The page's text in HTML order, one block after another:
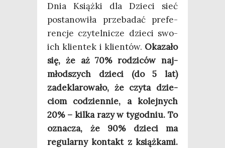
Dnia Książ­ki dla Dzie­ci sieć
posta­no­wi­ła prze­ba­dać pre­fe­
ren­cje czy­tel­ni­cze dzie­ci swo­
ich klien­tek i klien­tów. Oka­za­ło
się, że aż 70% rodzi­ców naj­
młod­szych dzie­ci (do 5 lat)
zade­kla­ro­wa­ło, że czy­ta dzie­
ciom codzien­nie, a kolej­nych
20% – kil­ka razy w tygo­dniu. To
ozna­cza, że 90% dzie­ci ma
regu­lar­ny kon­takt z książ­ka­mi.